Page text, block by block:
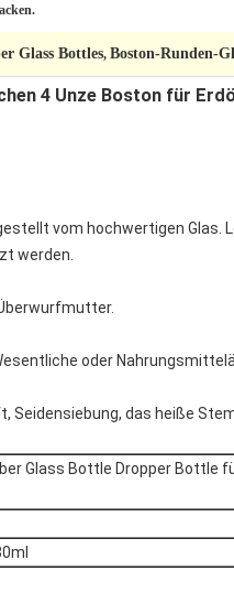
Glass Bottles, Boston-Runden-
4 Unze Boston für
vom hochwertigen
werden.
oder
Seidensiebung, das heiße
Glass Bottle Dropper Bottle